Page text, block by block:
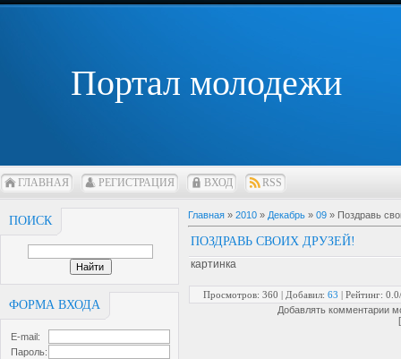
Портал молодежи
ГЛАВНАЯ РЕГИСТРАЦИЯ ВХОД RSS
ПОИСК
ФОРМА ВХОДА
E-mail:
Пароль:
Главная » 2010 » Декабрь » 09 » Поздравь
ПОЗДРАВЬ СВОИХ ДРУЗЕЙ!
картинка
Просмотров: 360 | Добавил: 63 | Рейтинг: 0.0/
Добавлять комментарии